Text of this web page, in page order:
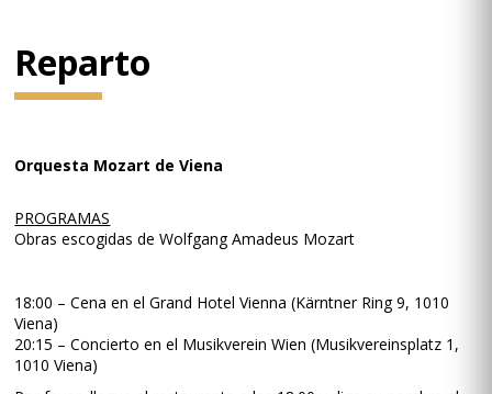
Reparto
Orquesta Mozart de Viena
PROGRAMAS
Obras escogidas de Wolfgang Amadeus Mozart
18:00 – Cena en el Grand Hotel Vienna (Kärntner Ring 9, 1010
Viena)
20:15 – Concierto en el Musikverein Wien (Musikvereinsplatz 1,
1010 Viena)